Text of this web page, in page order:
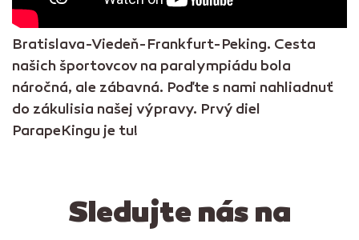
Bratislava-Viedeň-Frankfurt-Peking. Cesta
našich športovcov na paralympiádu bola
náročná, ale zábavná. Poďte s nami nahliadnuť
do zákulisia našej výpravy. Prvý diel
ParapeKingu je tu!
Sledujte nás na